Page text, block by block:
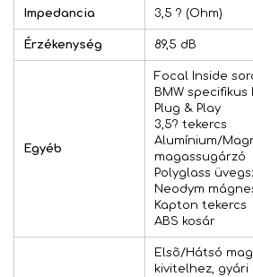
Impedancia 3,5 ? (Ohm)
Érzékenység 89,5 dB
Egyéb
Focal Inside
BMW specifikus
Plug & Play
3,5? tekercs
Alumínium/
magassugárzó
Polyglass
Neodym
Kapton tekercs
ABS kosár
Elsõ/Hátsó
kivitelhez,